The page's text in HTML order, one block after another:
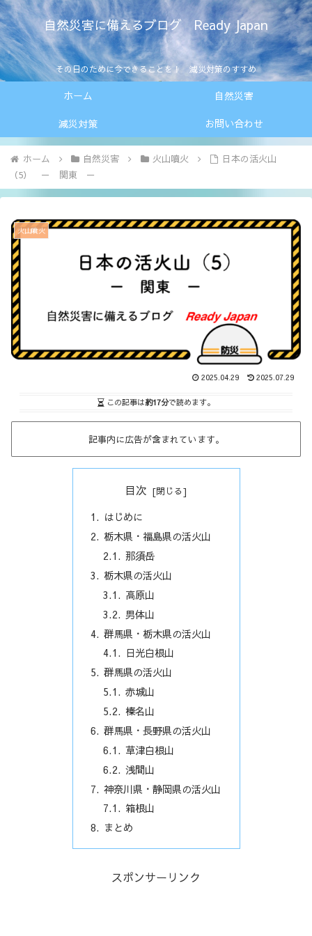
自然災害に備えるブログ Ready Japan
その日のために今できることを！ 減災対策のすすめ
ホーム
自然災害
減災対策
お問い合わせ
ホーム 自然災害 火山噴火
日本の活火山
（5） － 関東 －
火山噴火
2025.04.29 2025.07.29
この記事は約17分で読めます。
記事内に広告が含まれています。
目次
はじめに
栃木県・福島県の活火山
那須岳
栃木県の活火山
高原山
男体山
群馬県・栃木県の活火山
日光白根山
群馬県の活火山
赤城山
榛名山
群馬県・長野県の活火山
草津白根山
浅間山
神奈川県・静岡県の活火山
箱根山
まとめ
スポンサーリンク